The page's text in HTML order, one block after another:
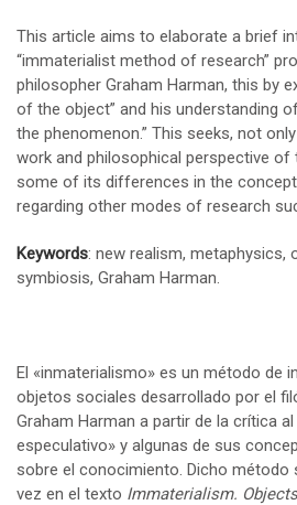
This article aims to elaborate a brief
“immaterialist method of research”
philosopher Graham Harman, this by
of the object” and his understanding
the phenomenon.” This seeks, not
work and philosophical perspective of
some of its differences in the
regarding other modes of research
Keywords: new realism, metaphysics,
symbiosis, Graham Harman.
El «inmaterialismo» es un método de
objetos sociales desarrollado por el
Graham Harman a partir de la crítica
especulativo» y algunas de sus
sobre el conocimiento. Dicho método
vez en el texto Immaterialism.